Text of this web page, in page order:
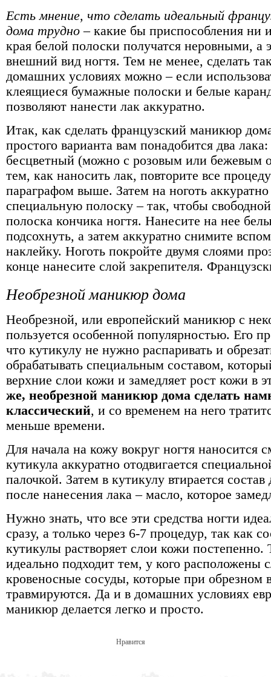
Есть мнение, что сделать идеальный
дома трудно– какие бы приспособления ни
края белой полоски получатся неровными, а
внешний вид ногтя. Тем не менее, сделать
домашних условиях можно – если
клеящиеся бумажные полоски и белые
позволяют нанести лак аккуратно.
Итак, как сделать французский маникюр
простого варианта вам понадобится два
бесцветный (можно с розовым или бежевым
тем, как наносить лак, повторите все
параграфом выше. Затем на ноготь аккуратно
специальную полоску – так, чтобы
полоска кончика ногтя. Нанесите на нее
подсохнуть, а затем аккуратно снимите
наклейку. Ноготь покройте двумя слоями
конце нанесите слой закрепителя.
Необрезной маникюр дома
Необрезной, или европейский маникюр с
пользуется особенной популярностью. Его
что кутикулу не нужно распаривать и
обрабатывать специальным составом,
верхние слои кожи и замедляет рост кожи в
же, необрезной маникюр дома сделать
классический, и со временем на него
меньше времени.
Для начала на кожу вокруг ногтя наносится
кутикула аккуратно отодвигается
палочкой. Затем в кутикулу втирается состав
после нанесения лака – масло, которое
Нужно знать, что все эти средства ногти
сразу, а только через 6-7 процедур, так как
кутикулы растворяет слои кожи
идеально подходит тем, у кого расположены
кровеносные сосуды, которые при обрезном
травмируются. Да и в домашних условиях
маникюр делается легко и просто.
Нравится